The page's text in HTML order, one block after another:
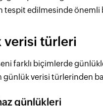
edilmesinde önemli
verisi türleri
farklı biçimlerde
günlük verisi türlerinden
günlükleri